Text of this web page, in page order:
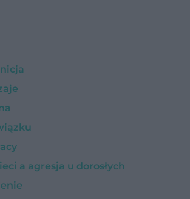
a agresja u dorosłych